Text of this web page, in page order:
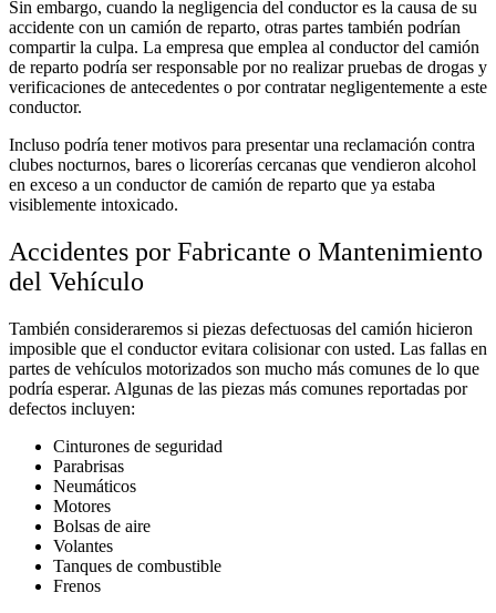
Sin embargo, cuando la negligencia del conductor es la causa de su
accidente con un camión de reparto, otras partes también podrían
compartir la culpa. La empresa que emplea al conductor del camión
de reparto podría ser responsable por no realizar pruebas de drogas y
verificaciones de antecedentes o por contratar negligentemente a este
conductor.
Incluso podría tener motivos para presentar una reclamación contra
clubes nocturnos, bares o licorerías cercanas que vendieron alcohol
en exceso a un conductor de camión de reparto que ya estaba
visiblemente intoxicado.
Accidentes por Fabricante o Mantenimiento
del Vehículo
También consideraremos si piezas defectuosas del camión hicieron
imposible que el conductor evitara colisionar con usted. Las fallas en
partes de vehículos motorizados son mucho más comunes de lo que
podría esperar. Algunas de las piezas más comunes reportadas por
defectos incluyen:
Cinturones de seguridad
Parabrisas
Neumáticos
Motores
Bolsas de aire
Volantes
Tanques de combustible
Frenos